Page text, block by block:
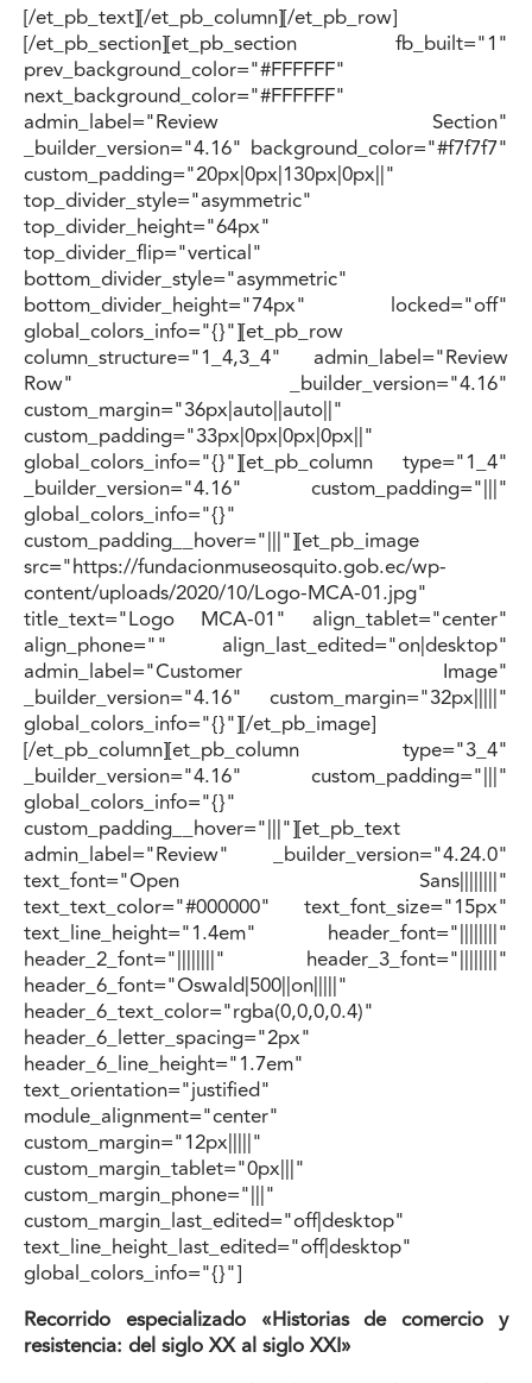
[/et_pb_text][/et_pb_column][/et_pb_row]
[/et_pb_section][et_pb_section fb_built="1"
prev_background_color="#FFFFFF"
next_background_color="#FFFFFF"
admin_label="Review Section"
_builder_version="4.16" background_color="#f7f7f7"
custom_padding="20px|0px|130px|0px||"
top_divider_style="asymmetric"
top_divider_height="64px"
top_divider_flip="vertical"
bottom_divider_style="asymmetric"
bottom_divider_height="74px" locked="off"
global_colors_info="{}"][et_pb_row
column_structure="1_4,3_4" admin_label="Review
Row" _builder_version="4.16"
custom_margin="36px|auto||auto||"
custom_padding="33px|0px|0px|0px||"
global_colors_info="{}"][et_pb_column type="1_4"
_builder_version="4.16" custom_padding="|||"
global_colors_info="{}"
custom_padding__hover="|||"][et_pb_image
src="https://fundacionmuseosquito.gob.ec/wp-
content/uploads/2020/10/Logo-MCA-01.jpg"
title_text="Logo MCA-01" align_tablet="center"
align_phone="" align_last_edited="on|desktop"
admin_label="Customer Image"
_builder_version="4.16" custom_margin="32px|||||"
global_colors_info="{}"][/et_pb_image]
[/et_pb_column][et_pb_column type="3_4"
_builder_version="4.16" custom_padding="|||"
global_colors_info="{}"
custom_padding__hover="|||"][et_pb_text
admin_label="Review" _builder_version="4.24.0"
text_font="Open Sans||||||||"
text_text_color="#000000" text_font_size="15px"
text_line_height="1.4em" header_font="||||||||"
header_2_font="||||||||" header_3_font="||||||||"
header_6_font="Oswald|500||on|||||"
header_6_text_color="rgba(0,0,0,0.4)"
header_6_letter_spacing="2px"
header_6_line_height="1.7em"
text_orientation="justified"
module_alignment="center"
custom_margin="12px|||||"
custom_margin_tablet="0px|||"
custom_margin_phone="|||"
custom_margin_last_edited="off|desktop"
text_line_height_last_edited="off|desktop"
global_colors_info="{}"]
Recorrido especializado «Historias de comercio y
resistencia: del siglo XX al siglo XXI»